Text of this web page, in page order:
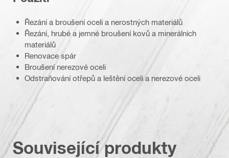
Řezání a broušení oceli a nerostných materiálů
Řezání, hrubé a jemné broušení kovů a minerálních
materiálů
Renovace spár
Broušení nerezové oceli
Odstraňování otřepů a leštění oceli a nerezové oceli
Související produkty